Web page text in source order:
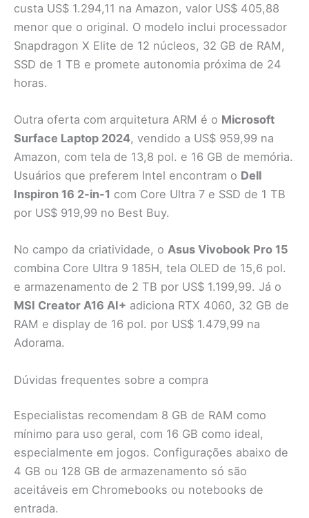
custa US$ 1.294,11 na Amazon, valor US$ 405,88
menor que o original. O modelo inclui processador
Snapdragon X Elite de 12 núcleos, 32 GB de RAM,
SSD de 1 TB e promete autonomia próxima de 24
horas.
Outra oferta com arquitetura ARM é o Microsoft
Surface Laptop 2024, vendido a US$ 959,99 na
Amazon, com tela de 13,8 pol. e 16 GB de memória.
Usuários que preferem Intel encontram o Dell
Inspiron 16 2-in-1 com Core Ultra 7 e SSD de 1 TB
por US$ 919,99 no Best Buy.
No campo da criatividade, o Asus Vivobook Pro 15
combina Core Ultra 9 185H, tela OLED de 15,6 pol.
e armazenamento de 2 TB por US$ 1.199,99. Já o
MSI Creator A16 AI+ adiciona RTX 4060, 32 GB de
RAM e display de 16 pol. por US$ 1.479,99 na
Adorama.
Dúvidas frequentes sobre a compra
Especialistas recomendam 8 GB de RAM como
mínimo para uso geral, com 16 GB como ideal,
especialmente em jogos. Configurações abaixo de
4 GB ou 128 GB de armazenamento só são
aceitáveis em Chromebooks ou notebooks de
entrada.